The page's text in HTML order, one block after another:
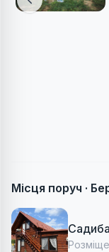
Місця поруч ·